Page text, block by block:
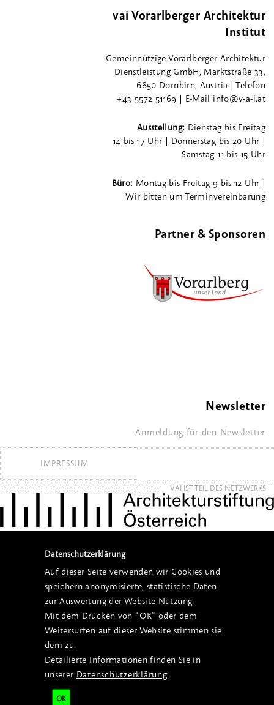
vai Vorarlberger Architektur
Institut
Gemeinnützige Vorarlberger Architektur
Dienstleistung GmbH, Marktstraße 33,
6850 Dornbirn, Austria | Telefon
+43 5572 51169 | E-Mail info@v-a-i.at
Ausstellung: Dienstag bis Freitag
14 bis 17 Uhr | Donnerstag bis 20 Uhr |
Samstag 11 bis 15 Uhr
Büro: Montag bis Freitag 9 bis 12 Uhr |
Wir bitten um Terminvereinbarung
Partner & Sponsoren
Newsletter
Anmeldung für den Newsletter
IMPRESSUM
VAI IST TEIL DES NETZWERKS
Datenschutzerklärung
Auf dieser Seite verwenden wir Cookies und
speichern anonymisierte, statistische Daten
zur Auswertung der Website-Nutzung.
Mit dem Drücken von "OK" oder dem
Weitersurfen auf dieser Website stimmen sie
dem zu.
Detailierte Informationen finden Sie in
unserer Datenschutzerklärung.
OK